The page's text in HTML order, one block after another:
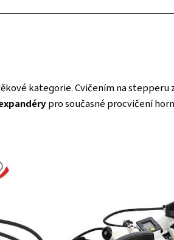
kategorie. Cvičením na stepperu
pro současné procvičení